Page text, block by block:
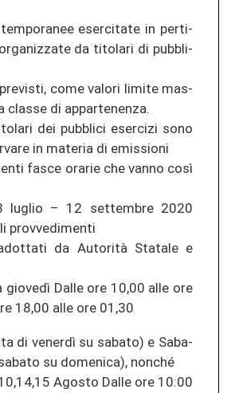
eser­ci­ta­te in per­ti­
da ti­to­la­ri di pu­bbli­
come va­lo­ri li­mi­te mas­
clas­se di ap­par­te­nen­za.
dei pu­bbli­ci eser­ci­zi sono
in ma­te­ria di emis­sio­ni
fasce ora­rie che vanno così
lu­glio – 12 set­tem­bre 2020
pro­v­ved­imen­ti
da Autorità Sta­ta­le e
giovedì Dalle ore 10,00 alle ore
18,00 alle ore 01,30
di venerdì su sa­ba­to) e Sa­ba­
su do­me­ni­ca), non­ché
Agosto Dalle ore 10:00